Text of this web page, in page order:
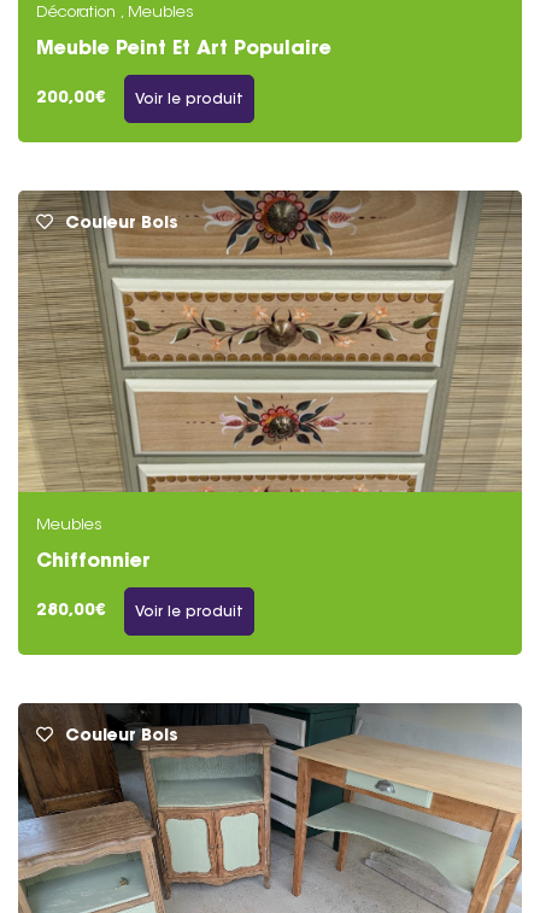
Décoration , Meubles
Meuble Peint Et Art Populaire
200,00€ Voir le produit
Couleur Bois
Meubles
Chiffonnier
280,00€ Voir le produit
Couleur Bois